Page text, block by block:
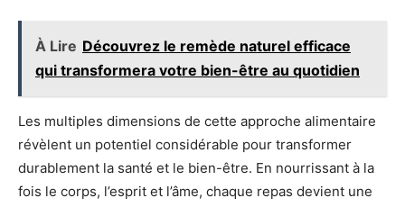
À Lire Découvrez le remède naturel efficace
qui transformera votre bien-être au quotidien
Les multiples dimensions de cette approche alimentaire
révèlent un potentiel considérable pour transformer
durablement la santé et le bien-être. En nourrissant à la
fois le corps, l’esprit et l’âme, chaque repas devient une